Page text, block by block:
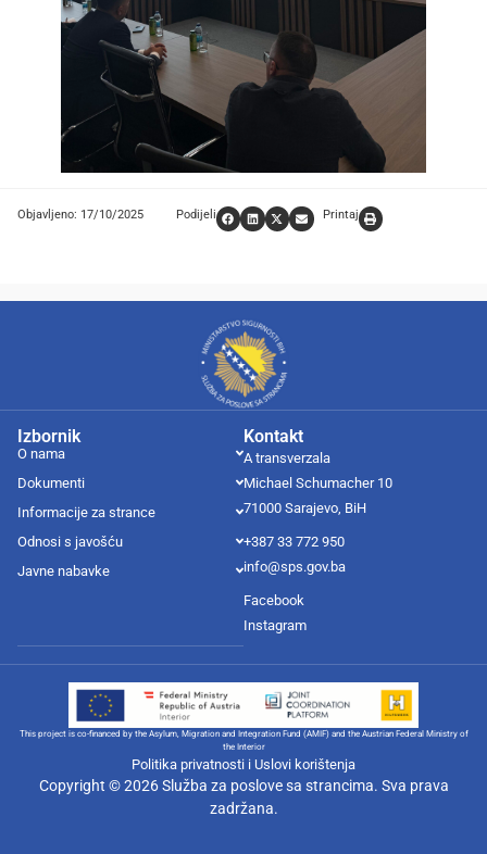
Objavljeno: 17/10/2025 Podijeli Printaj
Kontakt
A transverzala
Michael Schumacher 10
71000 Sarajevo, BiH
+387 33 772 950
info@sps.gov.ba
Facebook
Instagram
Izbornik
O nama
Dokumenti
Informacije za strance
Odnosi s javošću
Javne nabavke
Politika privatnosti i Uslovi korištenja
Copyright © 2026 Služba za poslove sa strancima. Sva prava
zadržana.
This project is co-financed by the Asylum, Migration and Integration Fund (AMIF) and the Austrian Federal Ministry of
the Interior